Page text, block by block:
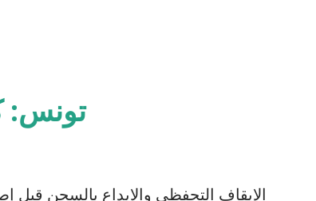
تونس:
الإيقاف التحفظي والايداع بالسجن قبل